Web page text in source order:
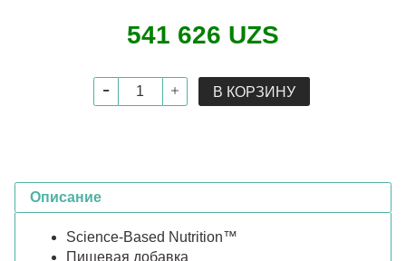
541 626 UZS
В КОРЗИНУ
Описание
Science-Based Nutrition™
Пищевая добавка